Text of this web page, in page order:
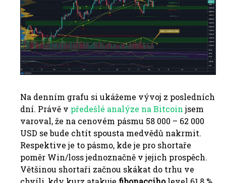
Na denním grafu si ukážeme vývoj z posledních
dní. Právě v předešlé analýze na Bitcoinjsem
varoval, že na cenovém pásmu 58 000 – 62 000
USD se bude chtít spousta medvědů nakrmit.
Respektive je to pásmo, kde je pro shortaře
poměr Win/loss jednoznačně v jejich prospěch.
Většinou shortaři začnou skákat do trhu ve